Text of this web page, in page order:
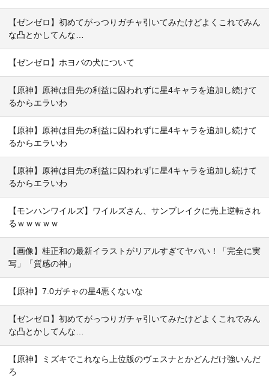
【ゼンゼロ】初めてがっつりガチャ引いてみたけどよくこれでみん
な凸とかしてんな…
【ゼンゼロ】ホヨバの犬について
【原神】原神は目先の利益に囚われずに星4キャラを追加し続けて
るからエラいわ
【原神】原神は目先の利益に囚われずに星4キャラを追加し続けて
るからエラいわ
【原神】原神は目先の利益に囚われずに星4キャラを追加し続けて
るからエラいわ
【モンハンワイルズ】ワイルズさん、サンブレイクに売上逆転され
るｗｗｗｗｗ
【画像】桂正和の最新イラストがリアルすぎてヤバい！「完全に実
写」「質感の神」
【原神】7.0ガチャの星4悪くないな
【ゼンゼロ】初めてがっつりガチャ引いてみたけどよくこれでみん
な凸とかしてんな…
【原神】ミズキでこれなら上位版のヴェスナとかどんだけ強いんだ
ろ